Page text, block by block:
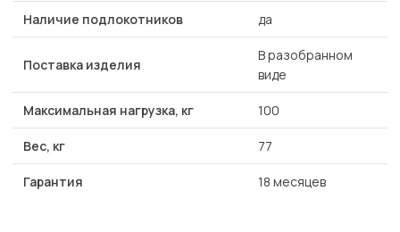
Наличие подлокотников да
Поставка изделия
В разобранном
виде
Максимальная нагрузка, кг 100
Вес, кг 77
Гарантия 18 месяцев